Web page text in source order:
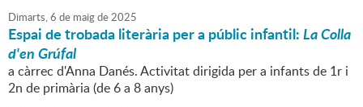
Dimarts,6 de maigde2025
Espai de trobada literària per a públic infantil:La Colla
d'en Grúfal
a càrrec d'Anna Danés. Activitat dirigida per a infants de 1r i
2n de primària (de 6 a 8 anys)